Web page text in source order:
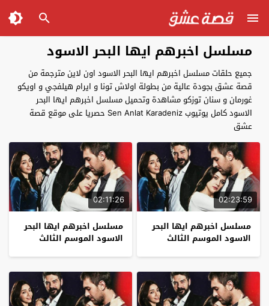
مسلسل اخبرهم ايها البحر الاسود
جميع حلقات مسلسل اخبرهم ايها البحر الاسود اون لاين مترجمة من
قصة عشق بجودة عالية من بطولة اولاش تونا و ايرام هيلفجي و اويكو
غورمان و سنان توزكو مشاهدة وتحميل مسلسل اخبرهم ايها البحر
الاسود كامل يوتيوب ‏‎Sen Anlat Karadeniz حصريا على موقع قصة
عشق
02:23:59
مسلسل اخبرهم ايها البحر
الاسود الموسم الثالث
02:11:26
مسلسل اخبرهم ايها البحر
الاسود الموسم الثالث